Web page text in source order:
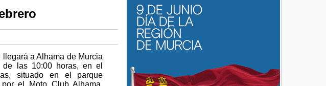
a Alhama de Murcia
las 10:00 horas, en el
situado en el parque